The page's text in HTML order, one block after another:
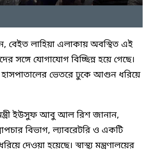
বেইত লাহিয়া এলাকায় অবস্থিত এই
সঙ্গে যোগাযোগ বিচ্ছিন্ন হয়ে গেছে।
হাসপাতালের ভেতরে ঢুকে আগুন ধরিয়ে
ইউসুফ আবু আল রিশ জানান,
বিভাগ, ল্যাবরেটরি ও একটি
দেওয়া হয়েছে। স্বাস্থ্য মন্ত্রণালয়ের